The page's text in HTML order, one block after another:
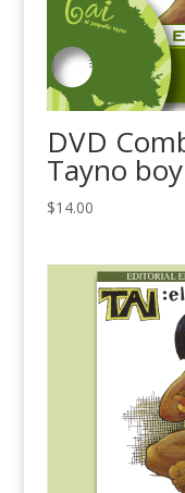
DVD
Tayno boy
$14.00